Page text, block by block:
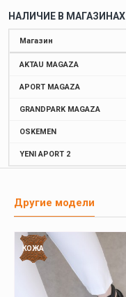
НАЛИЧИЕ В МАГАЗИНАХ
Магазин
AKTAU MAGAZA
APORT MAGAZA
GRANDPARK MAGAZA
OSKEMEN
YENI APORT 2
Другие модели
КОЖА